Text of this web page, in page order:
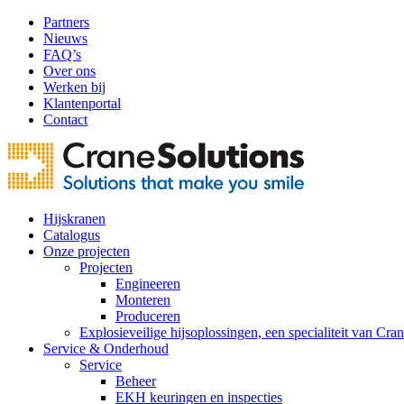
Partners
Nieuws
FAQ’s
Over ons
Werken bij
Klantenportal
Contact
Hijskranen
Catalogus
Onze projecten
Projecten
Engineeren
Monteren
Produceren
Explosieveilige hijsoplossingen, een specialiteit van
Service & Onderhoud
Service
Beheer
EKH keuringen en inspecties